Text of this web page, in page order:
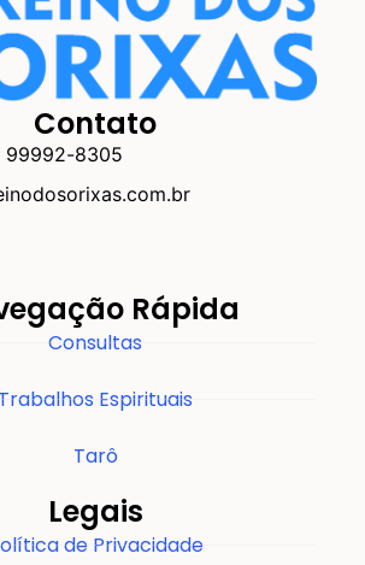
Contato
99992-8305
Rápida
Consultas
Trabalhos Espirituais
Tarô
Legais
de Privacidade